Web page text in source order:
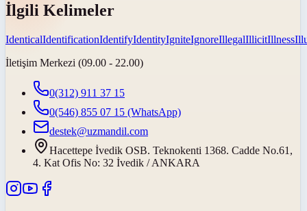
İlgili Kelimeler
IdenticalIdentificationIdentifyIdentityIgniteIgnoreIllegalIllicitIllness
İletişim Merkezi (09.00 - 22.00)
0(312) 911 37 15
0(546) 855 07 15 (WhatsApp)
destek@uzmandil.com
Hacettepe İvedik OSB. Teknokenti 1368. Cadde No.61,
4. Kat Ofis No: 32 İvedik / ANKARA